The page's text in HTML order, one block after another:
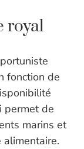
royal
fonction de
permet de
marins et
alimentaire.